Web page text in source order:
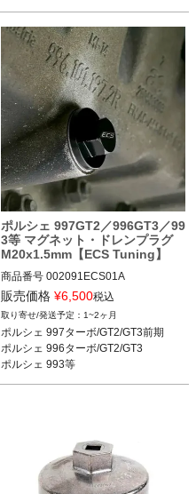
ポルシェ 997GT2／996GT3／99
3等 マグネット・ドレンプラグ
M20x1.5mm【ECS Tuning】
商品番号 002091ECS01A
002091ECS01A
ポルシェ 930 75-89
ポルシェ 964 89-93
ポルシェ 993 94-98
ポルシェ 996ターボ/GT2/GT3 99-05
ポルシェ 997ターボ/GT2/GT3前期 05-
ポルシェ 944 83-91
販売価格 ¥6,500税込
1~2ヶ月
ポルシェ 997ターボ/GT2/GT3前期
ポルシェ 996ターボ/GT2/GT3
ポルシェ 993等